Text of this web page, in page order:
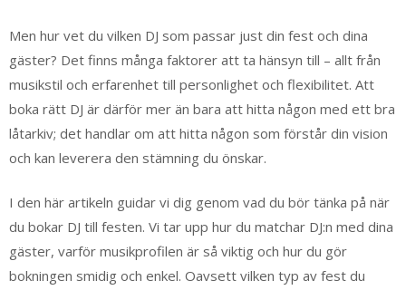
Men hur vet du vilken DJ som passar just din fest och dina
gäster? Det finns många faktorer att ta hänsyn till – allt från
musikstil och erfarenhet till personlighet och flexibilitet. Att
boka rätt DJ är därför mer än bara att hitta någon med ett bra
låtarkiv; det handlar om att hitta någon som förstår din vision
och kan leverera den stämning du önskar.
I den här artikeln guidar vi dig genom vad du bör tänka på när
du bokar DJ till festen. Vi tar upp hur du matchar DJ:n med dina
gäster, varför musikprofilen är så viktig och hur du gör
bokningen smidig och enkel. Oavsett vilken typ av fest du